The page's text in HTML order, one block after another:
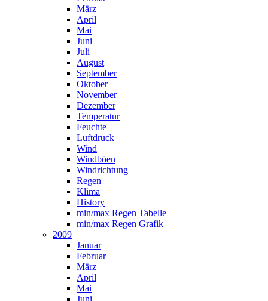
März
April
Mai
Juni
Juli
August
September
Oktober
November
Dezember
Temperatur
Feuchte
Luftdruck
Wind
Windböen
Windrichtung
Regen
Klima
History
min/max Regen Tabelle
min/max Regen Grafik
2009
Januar
Februar
März
April
Mai
Juni